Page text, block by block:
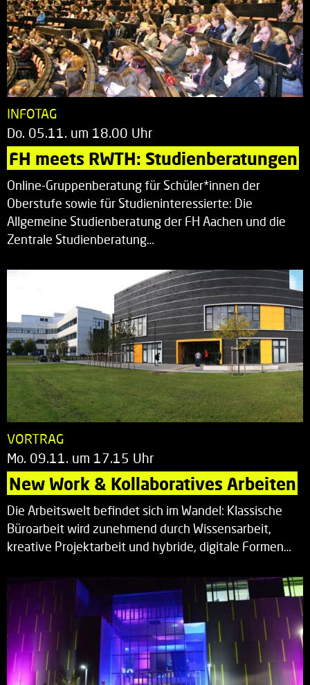
INFOTAG
Do. 05.11. um 18.00 Uhr
FH meets RWTH: Studienberatungen
Online-Gruppenberatung für Schüler*innen der
Oberstufe sowie für Studieninteressierte: Die
Allgemeine Studienberatung der FH Aachen und die
Zentrale Studienberatung…
VORTRAG
Mo. 09.11. um 17.15 Uhr
New Work & Kollaboratives Arbeiten
Die Arbeitswelt befindet sich im Wandel: Klassische
Büroarbeit wird zunehmend durch Wissensarbeit,
kreative Projektarbeit und hybride, digitale Formen…